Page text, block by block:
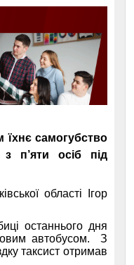
їхнє самогубство
з п’яти осіб під
області Ігор
останнього дня
автобусом. З
таксист отримав